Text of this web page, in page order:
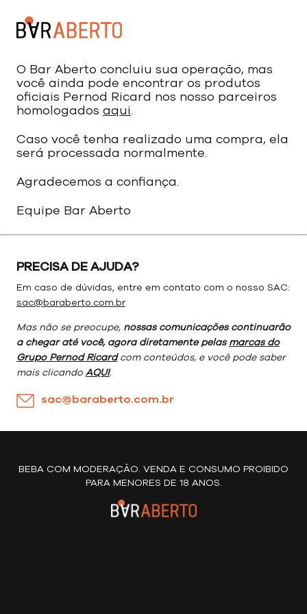
O Bar Aberto concluiu sua operação, mas
você ainda pode encontrar os produtos
oficiais Pernod Ricard nos nosso parceiros
homologados aqui.
Caso você tenha realizado uma compra, ela
será processada normalmente.
Agradecemos a confiança.
Equipe Bar Aberto
PRECISA DE AJUDA?
Em caso de dúvidas, entre em contato com o nosso SAC:
sac@baraberto.com.br
Mas não se preocupe, nossas comunicações continuarão
a chegar até você, agora diretamente pelas marcas do
Grupo Pernod Ricardcom conteúdos, e você pode saber
mais clicando AQUI.
sac@baraberto.com.br
BEBA COM MODERAÇÃO. VENDA E CONSUMO PROIBIDO
PARA MENORES DE 18 ANOS.